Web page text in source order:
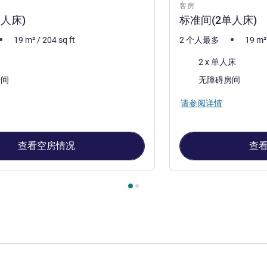
床)
19 m² /204sq ft
查看空房情况
客房
标准间(2单人床)
2 个人最多 19 m²
床上用品2 x 单人床
无障碍房间
请参阅详情
查